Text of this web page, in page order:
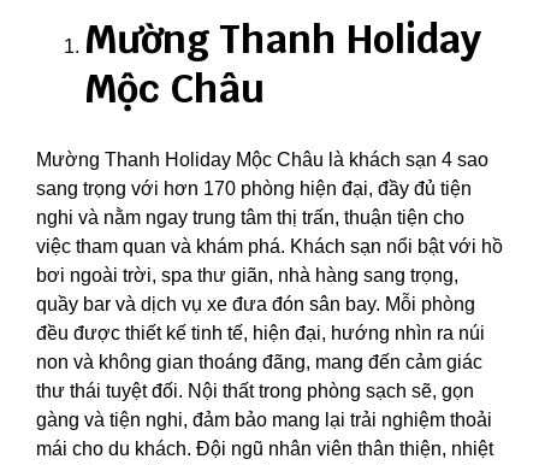
Mường Thanh Holiday
Mộc Châu
Mường Thanh Holiday Mộc Châu là khách sạn 4 sao
sang trọng với hơn 170 phòng hiện đại, đầy đủ tiện
nghi và nằm ngay trung tâm thị trấn, thuận tiện cho
việc tham quan và khám phá. Khách sạn nổi bật với hồ
bơi ngoài trời, spa thư giãn, nhà hàng sang trọng,
quầy bar và dịch vụ xe đưa đón sân bay. Mỗi phòng
đều được thiết kế tinh tế, hiện đại, hướng nhìn ra núi
non và không gian thoáng đãng, mang đến cảm giác
thư thái tuyệt đối. Nội thất trong phòng sạch sẽ, gọn
gàng và tiện nghi, đảm bảo mang lại trải nghiệm thoải
mái cho du khách. Đội ngũ nhân viên thân thiện, nhiệt